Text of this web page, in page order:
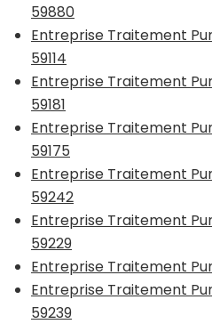
59880
Entreprise Traitement
59114
Entreprise Traitement
59181
Entreprise Traitement
59175
Entreprise Traitement
59242
Entreprise Traitement
59229
Entreprise Traitement
Entreprise Traitement
59239